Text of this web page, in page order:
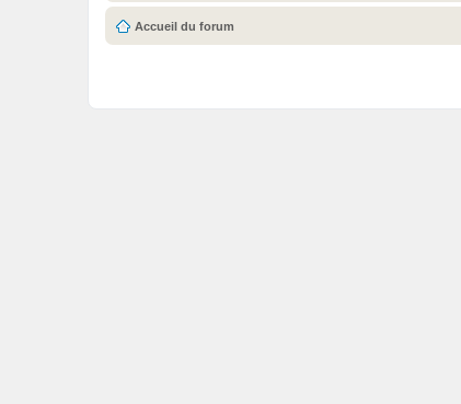
Accueil du forum